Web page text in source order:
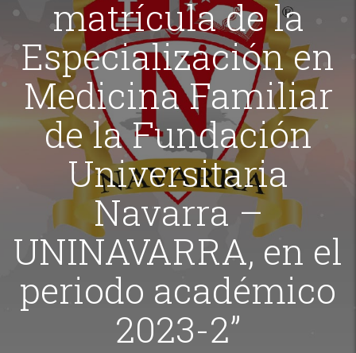
matrícula de la
Especialización en
Medicina Familiar
de la Fundación
Universitaria
Navarra –
UNINAVARRA, en el
periodo académico
2023-2”